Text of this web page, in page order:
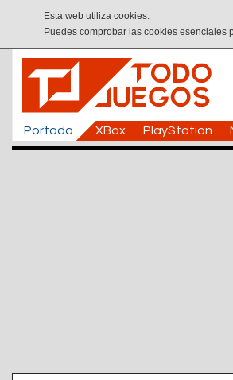
Esta web utiliza cookies.
Puedes comprobar las cookies esenciales
Portada XBox PlayStation